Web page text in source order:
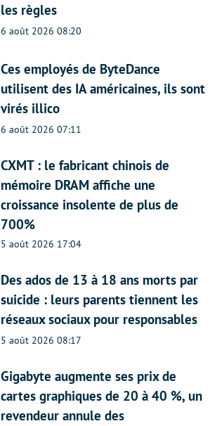
les règles
6 août 2026 08:20
Ces employés de ByteDance
utilisent des IA américaines, ils sont
virés illico
6 août 2026 07:11
CXMT : le fabricant chinois de
mémoire DRAM affiche une
croissance insolente de plus de
700%
5 août 2026 17:04
Des ados de 13 à 18 ans morts par
suicide : leurs parents tiennent les
réseaux sociaux pour responsables
5 août 2026 08:17
Gigabyte augmente ses prix de
cartes graphiques de 20 à 40 %, un
revendeur annule des